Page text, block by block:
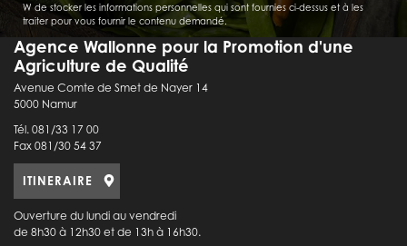
W de stocker les informations personnelles qui sont fournies ci-dessus et à les
traiter pour vous fournir le contenu demandé.
Agence Wallonne pour la Promotion d'une
Agriculture de Qualité
Avenue Comte de Smet de Nayer 14
5000 Namur
Tél. 081/33 17 00
Fax 081/30 54 37
ITINERAIRE
Ouverture du lundi au vendredi
de 8h30 à 12h30 et de 13h à 16h30.